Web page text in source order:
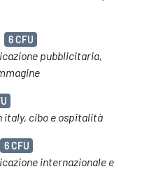
6 CFU
pubblicitaria,
italy, cibo e ospitalità
6 CFU
internazionale e